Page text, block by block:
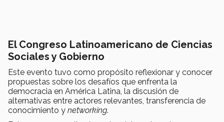
El Congreso Latinoamericano de Ciencias
Sociales y Gobierno
Este evento tuvo como propósito reflexionar y conocer
propuestas sobre los desafíos que enfrenta la
democracia en América Latina, la discusión de
alternativas entre actores relevantes, transferencia de
conocimiento y networking.